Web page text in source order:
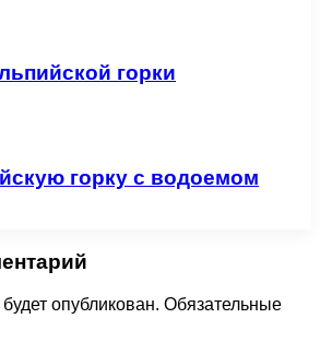
горки
горку с водоемом
опубликован. Обязательные